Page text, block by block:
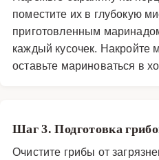
поместите их в глубокую
приготовленным
каждый кусочек. Накройте
оставьте мариноваться в
Шаг 3. Подготовка
Очистите грибы от